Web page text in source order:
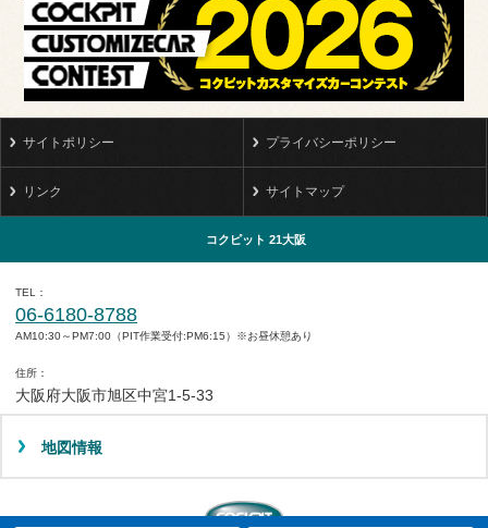
サイトポリシー プライバシーポリシー
リンク サイトマップ
コクピット 21大阪
TEL
06-6180-8788
AM10:30～PM7:00（PIT作業受付:PM6:15）※お昼休憩あり
住所
大阪府大阪市旭区中宮1-5-33
地図情報